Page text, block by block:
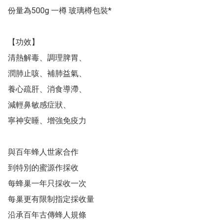
份量為500g 一樽 玻璃樽包裝*
【功效】
清熱解毒、調理脾胃、
潤肺止咳、補肺益氣、
養心疏肝、消食導滯、
減輕鼻敏感症狀、
寧神安睡、增強免疫力
與百年蜂人世家合作
到特別的蜜源作採收
每蜂巢一年只採收一次
每巢更有限制指定採收量
沿承百年古傳蜂人規條